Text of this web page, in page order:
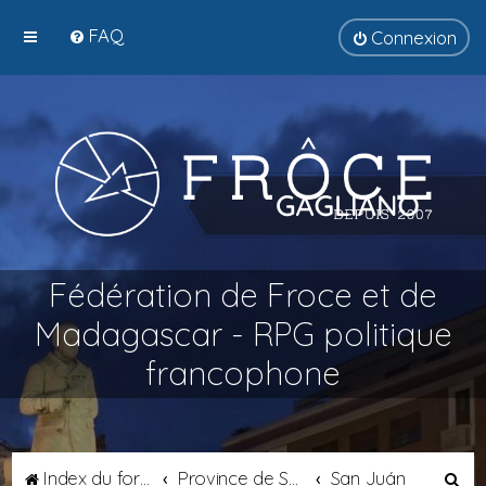
FAQ Connexion
Fédération de Froce et de
Madagascar - RPG politique
francophone
Index du forum San Juán